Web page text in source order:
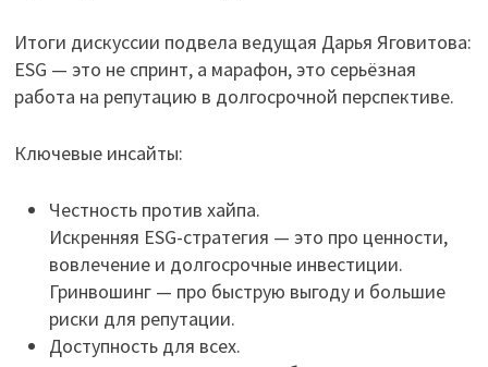
Итоги дискуссии подвела ведущая Дарья Яговитова:
ESG — это не спринт, а марафон, это серьёзная
работа на репутацию в долгосрочной перспективе.
Ключевые инсайты:
Честность против хайпа.
Искренняя ESG-стратегия — это про ценности,
вовлечение и долгосрочные инвестиции.
Гринвошинг — про быструю выгоду и большие
риски для репутации.
Доступность для всех.